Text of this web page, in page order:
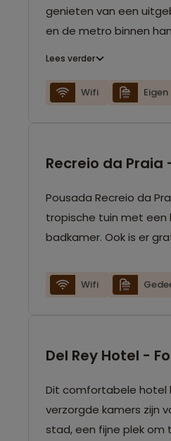
genieten van een
en de metro binnen
Lees verder
Wifi
Recreio da Praia
Pousada Recreio da
tropische tuin met een
badkamer. Ook is er
Wifi
Del Rey Hotel -
Dit comfortabele hotel
verzorgde kamers zijn
stad, een fijne plek om